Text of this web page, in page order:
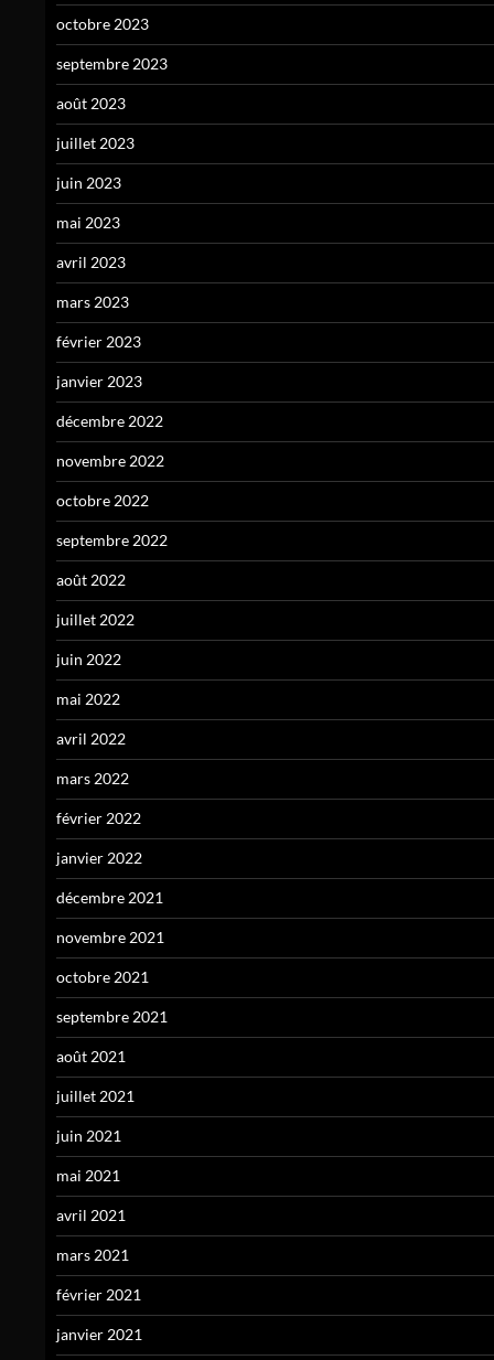
octobre 2023
septembre 2023
août 2023
juillet 2023
juin 2023
mai 2023
avril 2023
mars 2023
février 2023
janvier 2023
décembre 2022
novembre 2022
octobre 2022
septembre 2022
août 2022
juillet 2022
juin 2022
mai 2022
avril 2022
mars 2022
février 2022
janvier 2022
décembre 2021
novembre 2021
octobre 2021
septembre 2021
août 2021
juillet 2021
juin 2021
mai 2021
avril 2021
mars 2021
février 2021
janvier 2021